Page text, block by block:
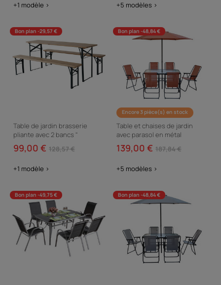
+1 modèle > +5 modèles >
Bon plan -29,57 €
Table de jardin brasserie
pliante avec 2 bancs "
Lisbonne " - 176 x 46 x 75 cm -
Marron
99,00 € 128,57 €
+1 modèle >
Bon plan -48,84 €
Encore 3 pièce(s) en stock
Table et chaises de jardin
avec parasol en métal
"Convivia" - 6 places -
Terracotta
139,00 € 187,84 €
+5 modèles >
Bon plan -49,75 € Bon plan -48,84 €